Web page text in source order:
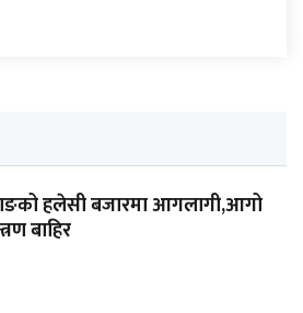
हलेसी बजारमा आगलागी,आगो
बाहिर